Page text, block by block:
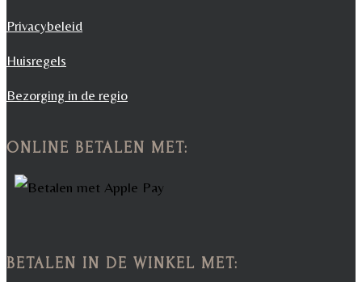
Privacybeleid
Huisregels
Bezorging in de regio
ONLINE BETALEN MET:
BETALEN IN DE WINKEL MET: